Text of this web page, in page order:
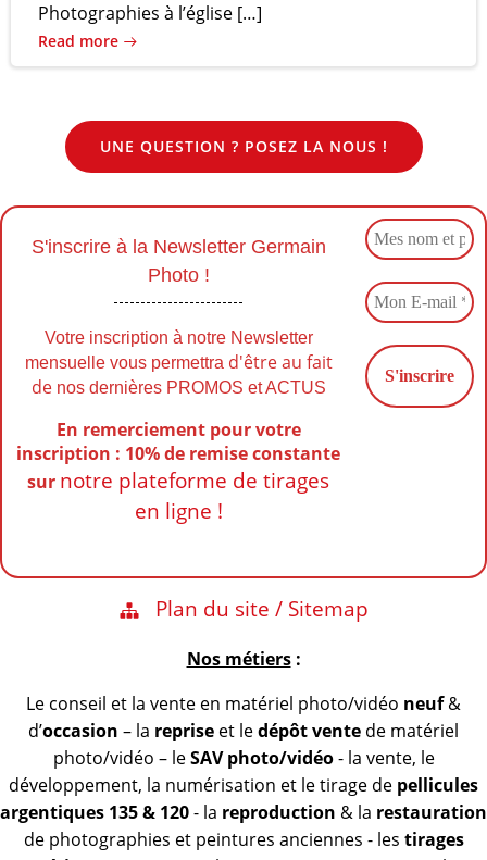
Photographies à l’église […]
Read more
UNE QUESTION ? POSEZ LA NOUS !
S'inscrire à la Newsletter Germain
Photo !
Votre inscription à notre Newsletter
mensuelle vous permettra d'être au fait
denos dernières PROMOS et ACTUS
En remerciement pour votre
inscription : 10% de remiseconstante
sur notre plateforme de tirages
en ligne !
Plan du site / Sitemap
Nos métiers:
Le conseil et la vente en matériel photo/vidéo neuf&
d’occasion – la reprise et ledépôt vente de matériel
photo/vidéo – leSAV photo/vidéo- la vente, le
développement, la numérisation et le tirage de pellicules
argentiques 135 & 120- la reproduction & la restauration
de photographies et peintures anciennes - les tirages